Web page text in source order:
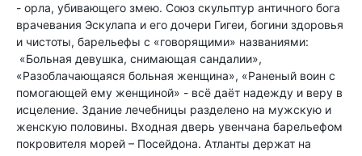
- орла, убивающего змею. Союз скульптур античного бога
врачевания Эскулапа и его дочери Гигеи, богини здоровья
и чистоты, барельефы с «говорящими» названиями:
«Больная девушка, снимающая сандалии»,
«Разоблачающаяся больная женщина», «Раненый воин с
помогающей ему женщиной» - всё даёт надежду и веру в
исцеление. Здание лечебницы разделено на мужскую и
женскую половины. Входная дверь увенчана барельефом
покровителя морей – Посейдона. Атланты держат на